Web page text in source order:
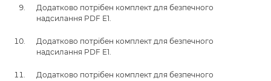
Додатково потрібен комплект для безпечного
надсилання PDF E1.
Додатково потрібен комплект для безпечного
надсилання PDF E1.
Додатково потрібен комплект для безпечного